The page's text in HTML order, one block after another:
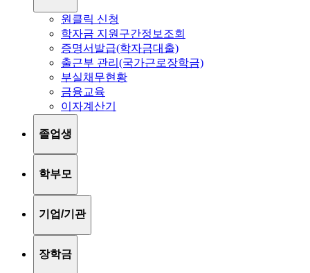
원클릭 신청
학자금 지원구간정보조회
증명서발급(학자금대출)
출근부 관리(국가근로장학금)
부실채무현황
금융교육
이자계산기
졸업생
학부모
기업/기관
장학금